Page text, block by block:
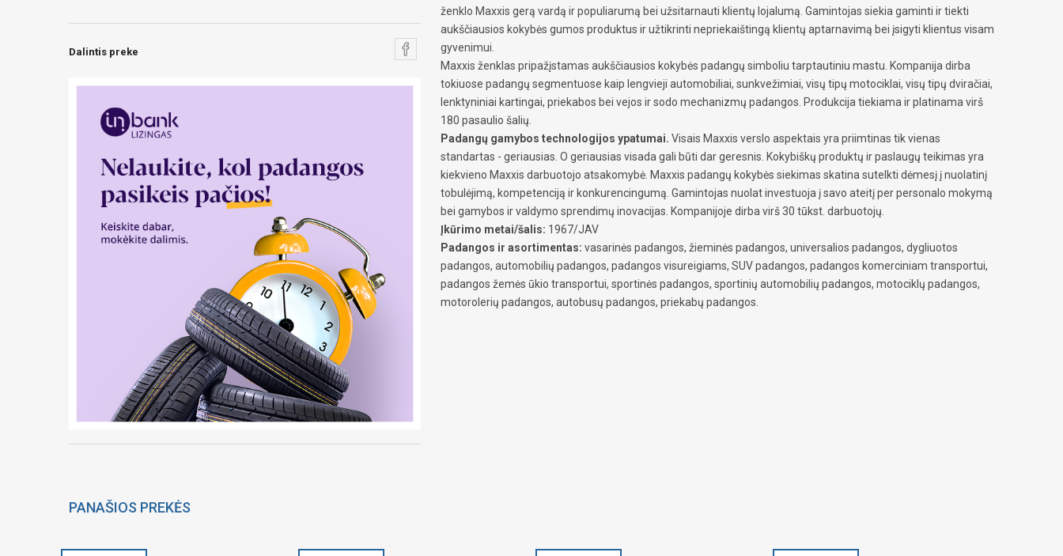
Dalintis preke
ženklo Maxxis gerą vardą ir populiarumą bei užsitarnauti klientų lojalumą. Gamintojas siekia gaminti ir tiekti
aukščiausios kokybės gumos produktus ir užtikrinti nepriekaištingą klientų aptarnavimą bei įsigyti klientus visam
gyvenimui.
Maxxis ženklas pripažįstamas aukščiausios kokybės padangų simboliu tarptautiniu mastu. Kompanija dirba
tokiuose padangų segmentuose kaip lengvieji automobiliai, sunkvežimiai, visų tipų motociklai, visų tipų dviračiai,
lenktyniniai kartingai, priekabos bei vejos ir sodo mechanizmų padangos. Produkcija tiekiama ir platinama virš
180 pasaulio šalių.
Padangų gamybos technologijos ypatumai. Visais Maxxis verslo aspektais yra priimtinas tik vienas
standartas - geriausias. O geriausias visada gali būti dar geresnis. Kokybiškų produktų ir paslaugų teikimas yra
kiekvieno Maxxis darbuotojo atsakomybė. Maxxis padangų kokybės siekimas skatina sutelkti dėmesį į nuolatinį
tobulėjimą, kompetenciją ir konkurencingumą. Gamintojas nuolat investuoja į savo ateitį per personalo mokymą
bei gamybos ir valdymo sprendimų inovacijas. Kompanijoje dirba virš 30 tūkst. darbuotojų.
Įkūrimo metai/šalis: 1967/JAV
Padangos ir asortimentas: vasarinės padangos, žieminės padangos, universalios padangos, dygliuotos
padangos, automobilių padangos, padangos visureigiams, SUV padangos, padangos komerciniam transportui,
padangos žemės ūkio transportui, sportinės padangos, sportinių automobilių padangos, motociklų padangos,
motorolerių padangos, autobusų padangos, priekabų padangos.
PANAŠIOS PREKĖS